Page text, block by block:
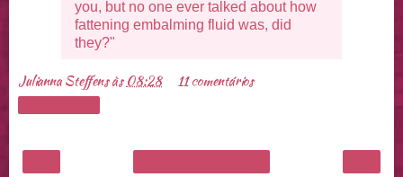
you, but no one ever talked about how
fattening embalming fluid was, did
they?"
Julianna Steffensàs08:28 11 comentários